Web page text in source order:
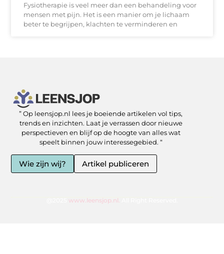
Fysiotherapie is veel meer dan een behandeling voor
mensen met pijn. Het is een manier om je lichaam
beter te begrijpen, klachten te verminderen en
” Op leensjop.nl lees je boeiende artikelen vol tips,
trends en inzichten. Laat je verrassen door nieuwe
perspectieven en blijf op de hoogte van alles wat
speelt binnen jouw interessegebied. “
Wie zijn wij? Artikel publiceren
www.leensjop.nl.